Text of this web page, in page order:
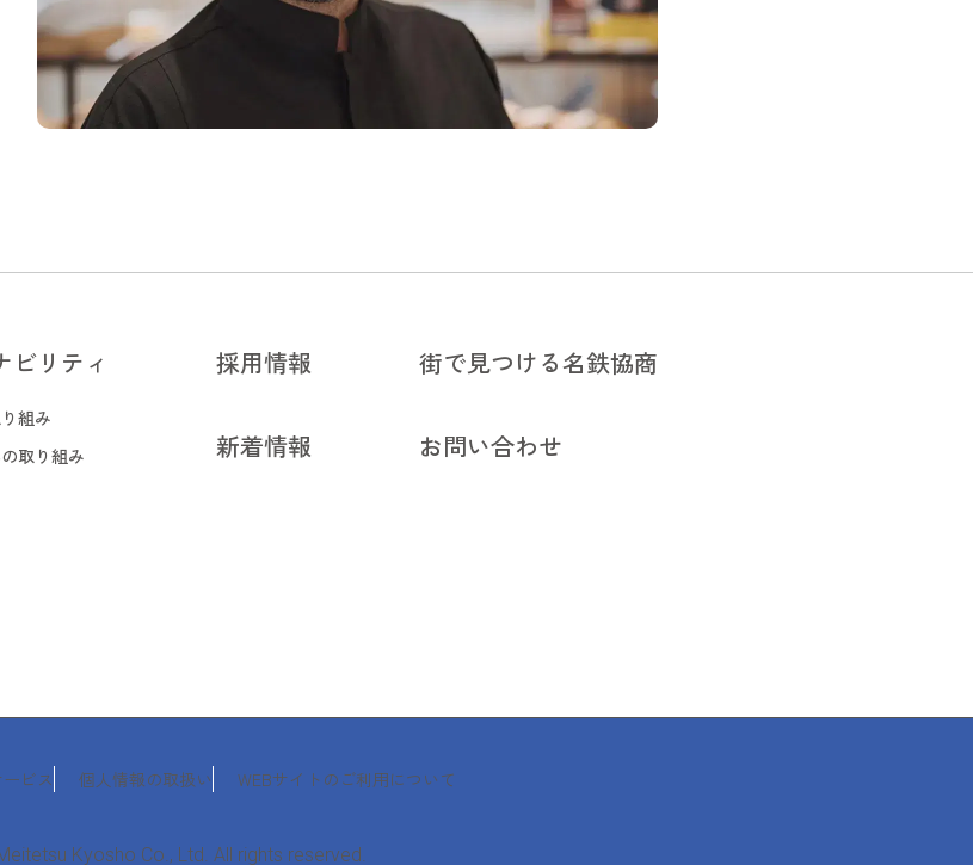
ビリティ
組み
組み
取り組み
取り組み
採用情報
新着情報
街で見つける名鉄協商
お問い合わせ
ビス
個人情報の取扱い
WEBサイトのご利用について
Kyosho Co., Ltd. All rights reserved.